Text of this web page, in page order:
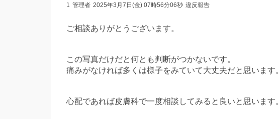
1 管理者 2025年3月7日(金) 07時56分06秒 違反報告
ご相談ありがとうございます。
この写真だけだと何とも判断がつかないです。
痛みがなければ多くは様子をみていて大丈夫だと思います。
心配であれば皮膚科で一度相談してみると良いと思います。